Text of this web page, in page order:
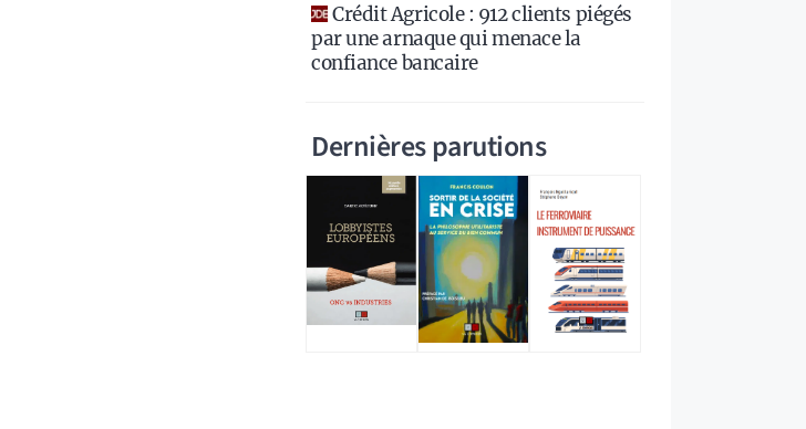
Crédit Agricole : 912 clients piégés
par une arnaque qui menace la
confiance bancaire
Dernières parutions